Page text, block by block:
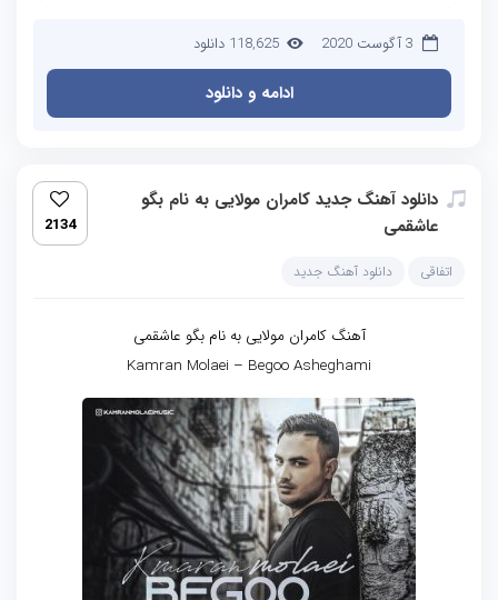
3 آگوست 2020 118,625 دانلود
ادامه و دانلود
دانلود آهنگ جدید کامران مولایی به نام بگو
عاشقمی
2134
اتفاقی دانلود آهنگ جدید
آهنگ کامران مولایی به نام بگو عاشقمی
Kamran Molaei – Begoo Asheghami